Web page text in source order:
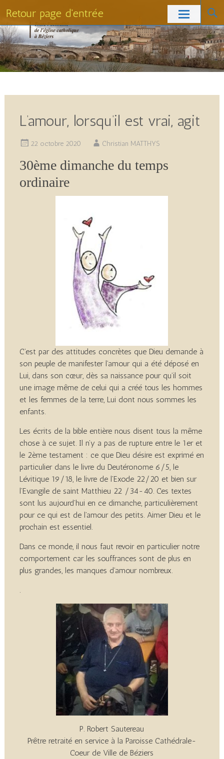
Retour page d'entrée
Skip
to
content
L’amour, lorsqu’il est vrai, agit
22 octobre 2020 Christian MATTHYS
30ème dimanche du temps
ordinaire
C’est par des attitudes concrètes que Dieu demande à
son peuple de manifester l’amour qui a été déposé en
Lui, dans son cœur, dès sa naissance pour qu’il soit
une image même de celui qui a créé tous les hommes
et les femmes de la terre, Lui dont nous sommes les
enfants.
Les écrits de la bible entière nous disent tous la même
chose à ce sujet. Il n’y a pas de rupture entre le 1er et
le 2ème testament : ce que Dieu désire est exprimé en
particulier dans le livre du Deutéronome 6/5, le
Lévitique 19/18, le livre de l’Exode 22/20 et bien sur
l’Evangile de saint Matthieu 22 /34-40. Ces textes
sont lus aujourd’hui en ce dimanche, particulièrement
pour ce qui est de l’amour des petits. Aimer Dieu et le
prochain est essentiel.
Dans ce monde, il nous faut revoir en particulier notre
comportement car les souffrances sont de plus en
plus grandes, les manques d’amour nombreux.
.
P. Robert Sautereau
Prêtre retraité en service à la Paroisse Cathédrale-
Coeur de Ville de Béziers